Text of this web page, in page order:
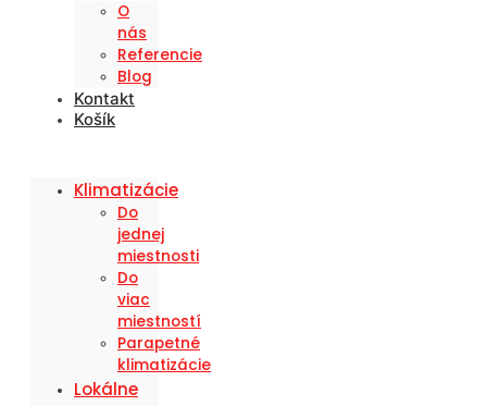
O
nás
Referencie
Blog
Kontakt
Košík
Klimatizácie
Do
jednej
miestnosti
Do
viac
miestností
Parapetné
klimatizácie
Lokálne